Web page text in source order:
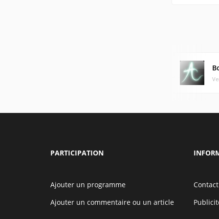
PARTICIPATION
Ajouter un programme
Ajouter un commentaire ou un article
Contact